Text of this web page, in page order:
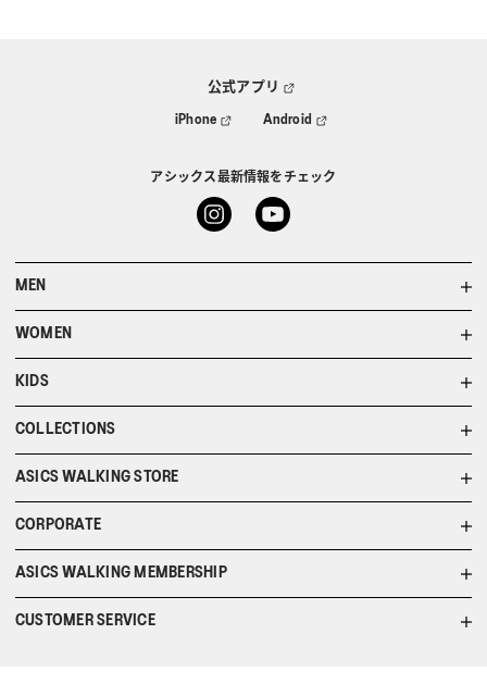
公式アプリ
iPhone Android
アシックス最新情報をチェック
MEN
WOMEN
KIDS
COLLECTIONS
ASICS WALKING STORE
CORPORATE
ASICS WALKING MEMBERSHIP
CUSTOMER SERVICE